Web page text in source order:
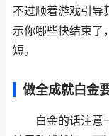
不过顺着游戏引导
示你哪些快结束了
短。
做全成就白金
白金的话注意